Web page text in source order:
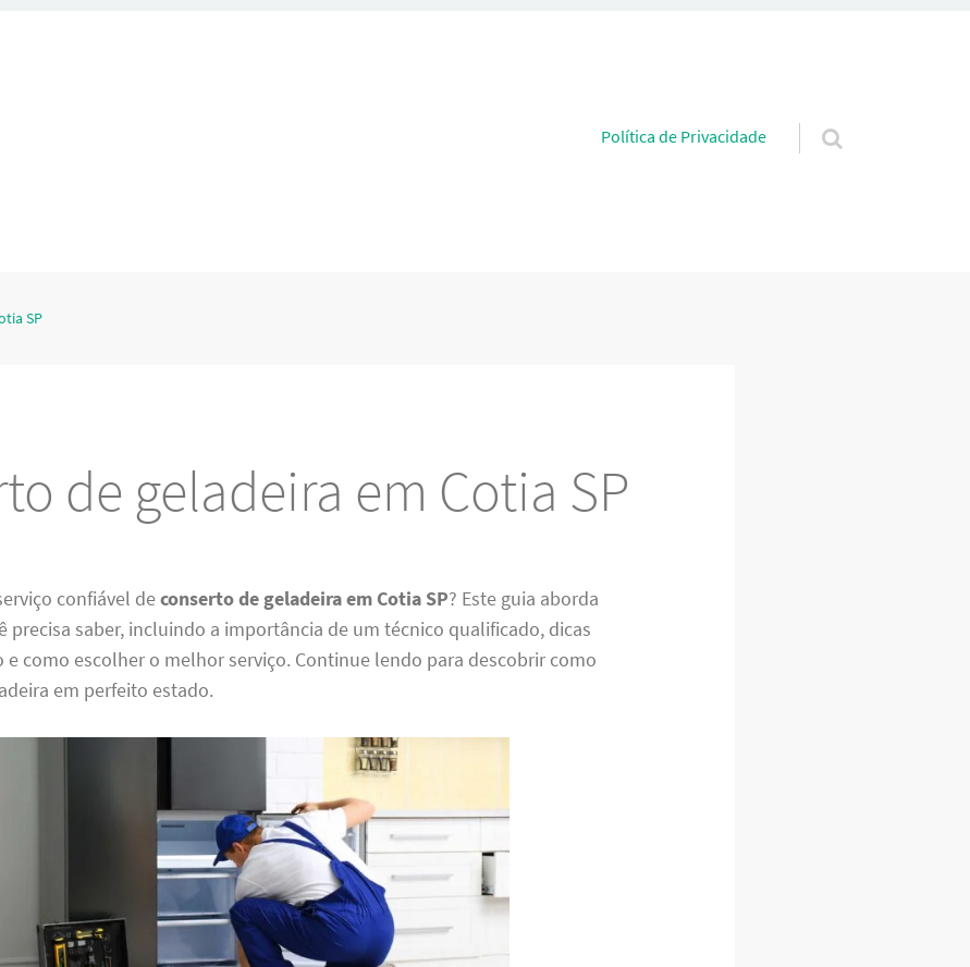
Pular para o conteúdo
Política de Privacidade
SP
de geladeira em Cotia SP
confiável deconserto de geladeira em Cotia SP? Este guia aborda
precisa saber, incluindo a importância de um técnico qualificado, dicas
e como escolher o melhor serviço. Continue lendo para descobrir como
em perfeito estado.